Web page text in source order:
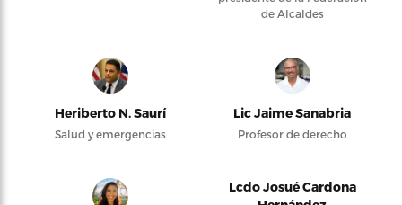
de Alcaldes
Heriberto N. Saurí
Salud y emergencias
Lic Jaime Sanabria
Profesor de derecho
Lcdo Josué Cardona